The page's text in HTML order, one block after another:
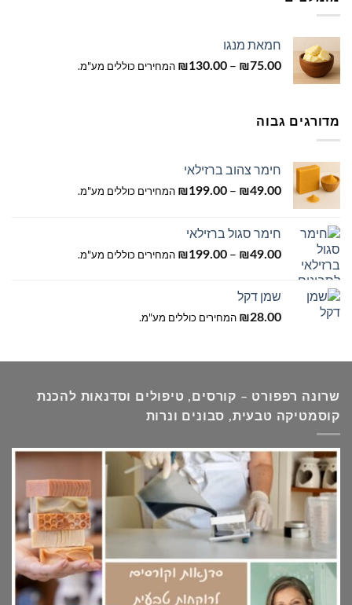
חמאת מנגו
₪75.00
–
₪130.00
טווח
המחירים כוללים מע"מ.
מדורגים גבוה
חימר צהוב ברזילאי
₪49.00
–
₪199.00
טווח
המחירים כוללים מע"מ.
חימר סגול ברזילאי
₪49.00
–
₪199.00
טווח
המחירים כוללים מע"מ.
שמן דקל
₪28.00 המחירים כוללים מע"מ.
שרונה רפפורט – קורסים, טיפולים וסדנאות להכנת
קוסמטיקה טבעית, סבונים ונרות